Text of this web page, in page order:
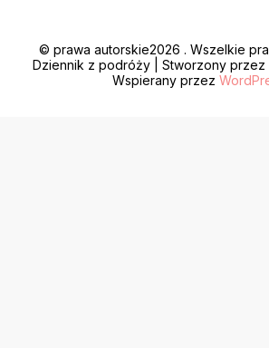
© prawa autorskie2026 . Wszelkie
Dziennik z podróży | Stworzony przez
Wspierany przez